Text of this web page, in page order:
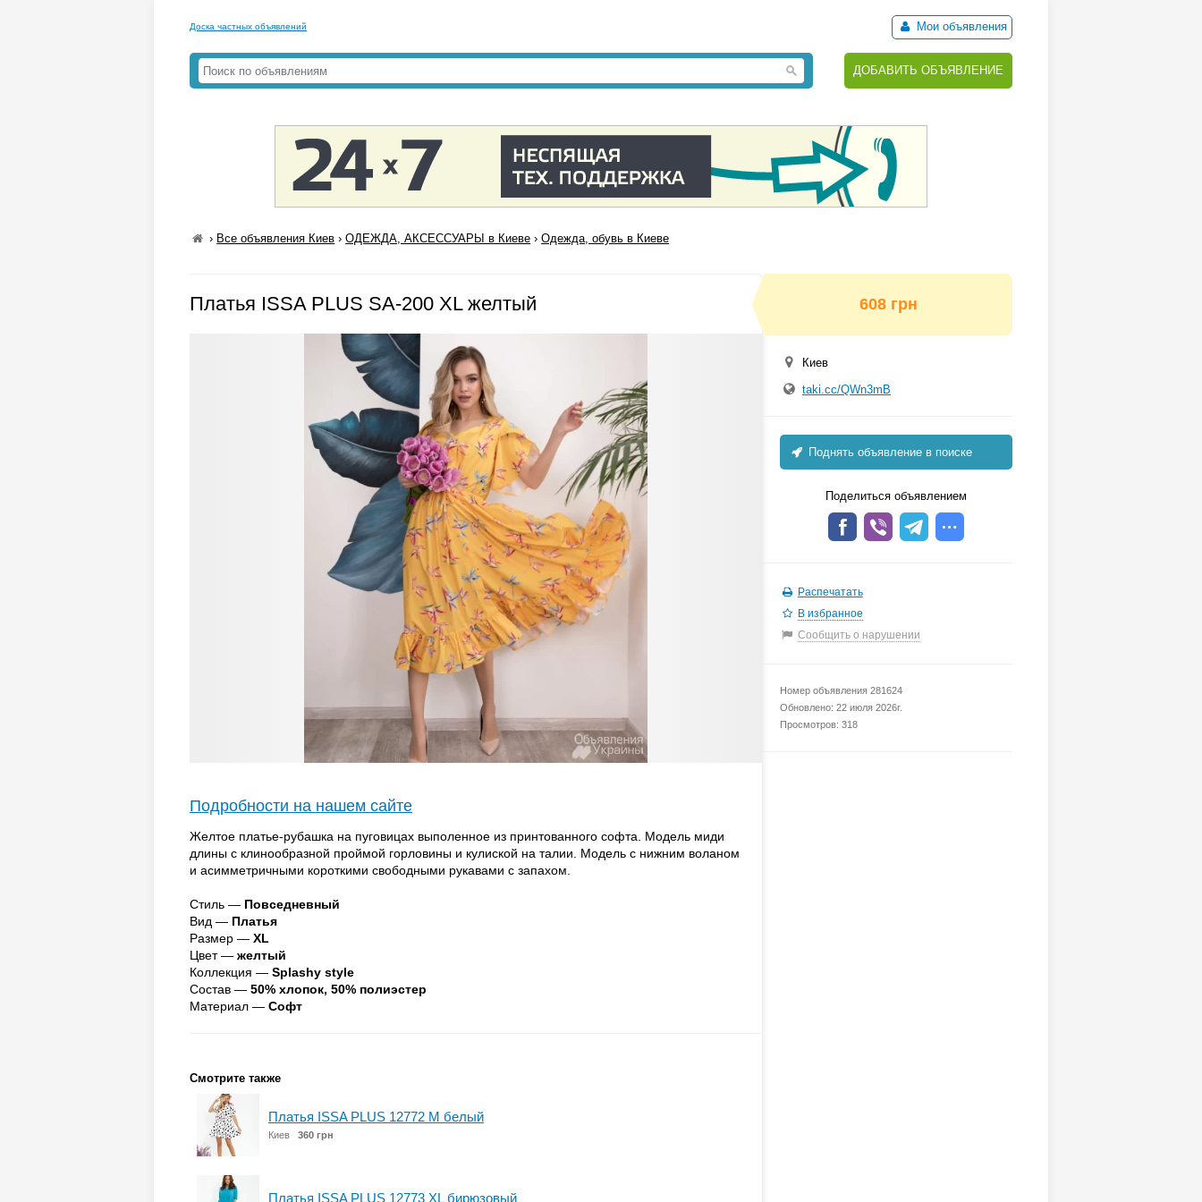
Доска частных объявлений Мои объявления
ДОБАВИТЬ ОБЪЯВЛЕНИЕ
› Все объявления Киев ›ОДЕЖДА, АКСЕССУАРЫ в Киеве ›Одежда, обувь в Киеве
Платья ISSA PLUS SA-200 XL желтый
Подробности на нашем сайте
Желтое платье-рубашка на пуговицах выполенное из принтованного софта. Модель миди
длины с клинообразной проймой горловины и кулиской на талии. Модель с нижним воланом
и асимметричными короткими свободными рукавами с запахом.
Стиль — Повседневный
Вид — Платья
Размер — XL
Цвет — желтый
Коллекция — Splashy style
Состав — 50% хлопок, 50% полиэстер
Материал — Софт
Смотрите также
Платья ISSA PLUS 12772 M белый
Киев 360 грн
Платья ISSA PLUS 12773 XL бирюзовый
608 грн
Киев
taki.cc/QWn3mB
Поднять объявление в поиске
Поделиться объявлением
Распечатать
В избранное
Сообщить о нарушении
Номер объявления 281624
Обновлено: 22 июля 2026г.
Просмотров: 318